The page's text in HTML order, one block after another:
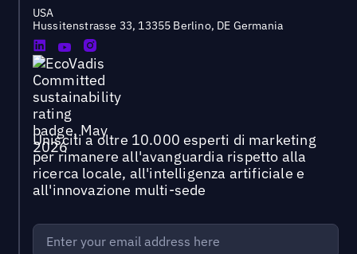
USA
Hussitenstrasse 33, 13355 Berlino, DE Germania
Unisciti a oltre 10.000 esperti di marketing
per rimanere all'avanguardia rispetto alla
ricerca locale, all'intelligenza artificiale e
all'innovazione multi-sede